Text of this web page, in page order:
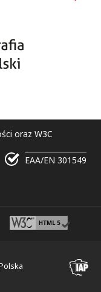
oraz W3C
EAA/EN 301549